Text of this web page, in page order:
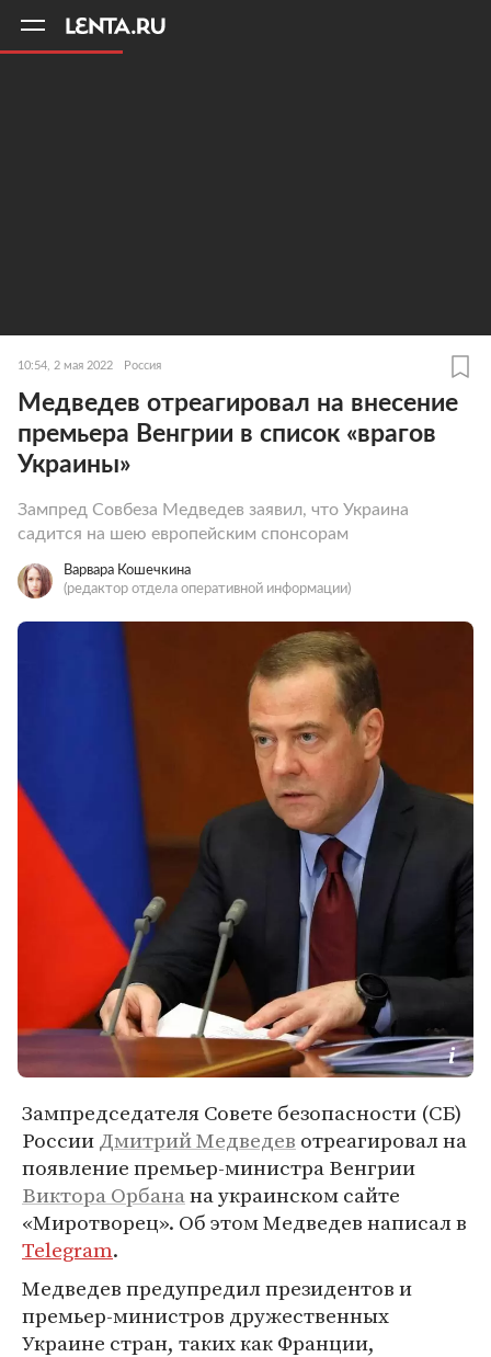
10:54, 2 мая 2022 Россия
Медведев отреагировал на внесение
премьера Венгрии в список «врагов
Украины»
Зампред Совбеза Медведев заявил, что Украина
садится на шею европейским спонсорам
Варвара Кошечкина
(редактор отдела оперативной информации)
Зампредседателя Совете безопасности (СБ)
РоссииДмитрий Медведев отреагировал на
появление премьер-министра Венгрии
Виктора Орбанана украинском сайте
«Миротворец». Об этом Медведев написал в
Telegram.
Медведев предупредил президентов и
премьер-министров дружественных
Украине стран, таких как Франции,